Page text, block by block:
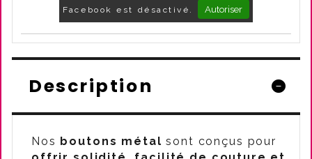
Facebook est désactivé. Autoriser
Description
Nos boutons métalsont conçus pour